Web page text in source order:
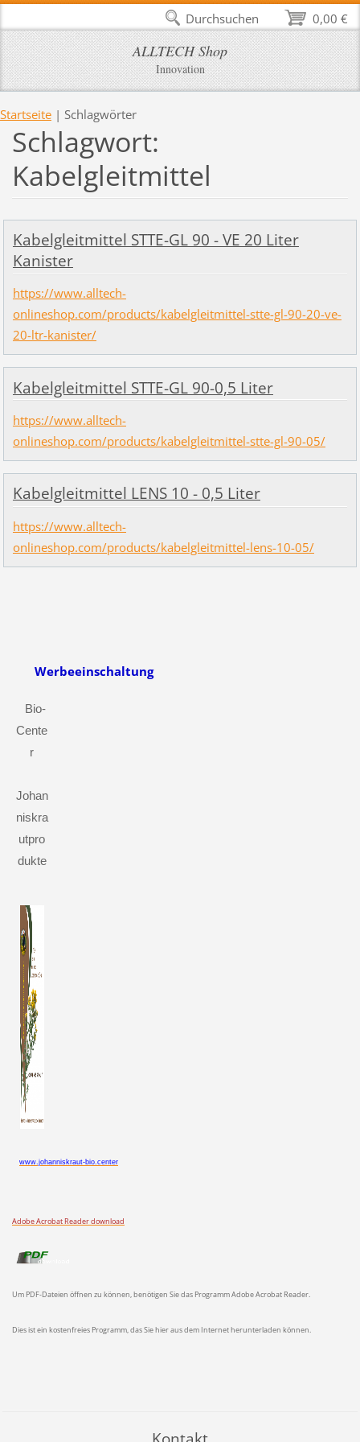
ALLTECH Shop
Innovation
Startseite | Schlagwörter
Schlagwort:
Kabelgleitmittel
Kabelgleitmittel STTE-GL 90 - VE 20 Liter
Kanister
https://www.alltech-
onlineshop.com/products/kabelgleitmittel-stte-gl-90-20-ve-
20-ltr-kanister/
Kabelgleitmittel STTE-GL 90-0,5 Liter
https://www.alltech-
onlineshop.com/products/kabelgleitmittel-stte-gl-90-05/
Kabelgleitmittel LENS 10 - 0,5 Liter
https://www.alltech-
onlineshop.com/products/kabelgleitmittel-lens-10-05/
Werbeeinschaltung
Bio-
Cente
r
Johan
niskra
utpro
dukte
www.johanniskraut-bio.center
Adobe Acrobat Reader download
Um PDF-Dateien öffnen zu können, benötigen Sie das Programm Adobe Acrobat Reader.
Dies ist ein kostenfreies Programm, das Sie hier aus dem Internet herunterladen können.
0,00 €
Durchsuchen